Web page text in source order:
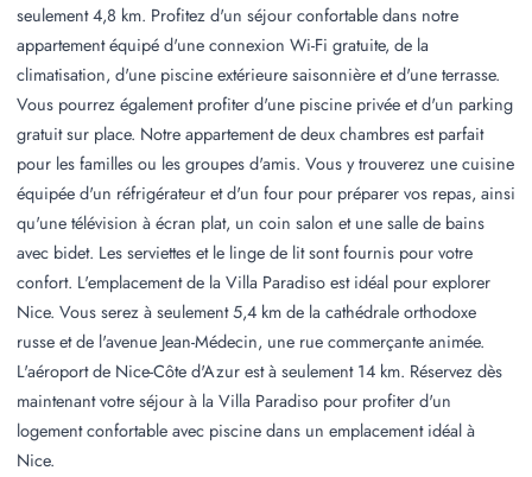
seulement 4,8 km. Profitez d'un séjour confortable dans notre
appartement équipé d'une connexion Wi-Fi gratuite, de la
climatisation, d'une piscine extérieure saisonnière et d'une terrasse.
Vous pourrez également profiter d'une piscine privée et d'un parking
gratuit sur place. Notre appartement de deux chambres est parfait
pour les familles ou les groupes d'amis. Vous y trouverez une cuisine
équipée d'un réfrigérateur et d'un four pour préparer vos repas, ainsi
qu'une télévision à écran plat, un coin salon et une salle de bains
avec bidet. Les serviettes et le linge de lit sont fournis pour votre
confort. L'emplacement de la Villa Paradiso est idéal pour explorer
Nice. Vous serez à seulement 5,4 km de la cathédrale orthodoxe
russe et de l'avenue Jean-Médecin, une rue commerçante animée.
L'aéroport de Nice-Côte d'Azur est à seulement 14 km. Réservez dès
maintenant votre séjour à la Villa Paradiso pour profiter d'un
logement confortable avec piscine dans un emplacement idéal à
Nice.